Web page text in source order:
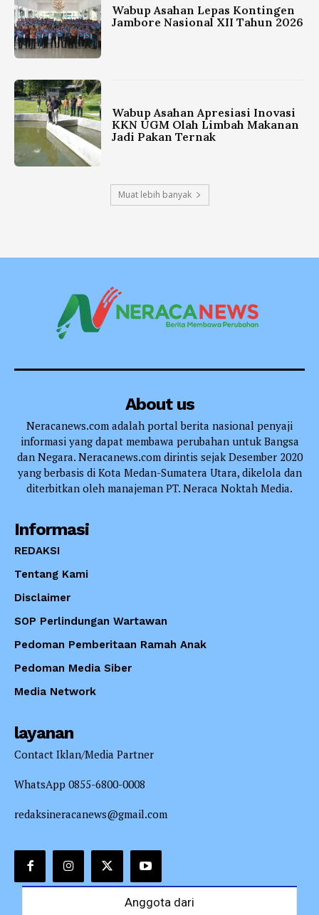
Wabup Asahan Lepas Kontingen
Jambore Nasional XII Tahun 2026
Wabup Asahan Apresiasi Inovasi
KKN UGM Olah Limbah Makanan
Jadi Pakan Ternak
Muat lebih banyak
About us
Neracanews.com adalah portal berita nasional penyaji
informasi yang dapat membawa perubahan untuk Bangsa
dan Negara. Neracanews.com dirintis sejak Desember 2020
yang berbasis di Kota Medan-Sumatera Utara, dikelola dan
diterbitkan oleh manajeman PT. Neraca Noktah Media.
Informasi
REDAKSI
Tentang Kami
Disclaimer
SOP Perlindungan Wartawan
Pedoman Pemberitaan Ramah Anak
Pedoman Media Siber
Media Network
layanan
Contact Iklan/Media Partner
WhatsApp 0855-6800-0008
redaksineracanews@gmail.com
Anggota dari